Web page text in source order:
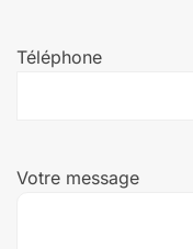
Téléphone
Téléphone
Votre
Votre message